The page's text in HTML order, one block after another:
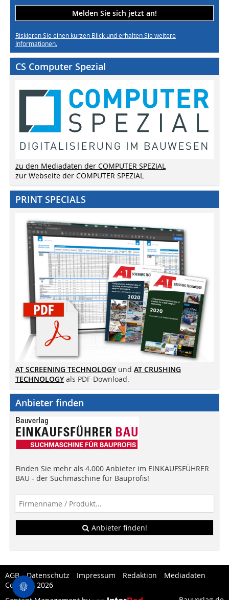
Melden Sie sich jetzt an!
Riskieren Sie einen kurzen Blick und erhalten Sie weitere
Informationen.
CS Computer Spezial
zu den Mediadaten der COMPUTER SPEZIAL
zur Webseite der COMPUTER SPEZIAL
PRINT SPECIALS
AT SCREENING TECHNOLOGY und AT CRUSHING
TECHNOLOGY als PDF-Download.
Anbieter finden
Finden Sie mehr als 4.000 Anbieter im EINKAUFSFÜHRER
BAU - der Suchmaschine für Bauprofis!
Anbieter finden!
AGB Datenschutz Impressum Redaktion
Mediadaten
Copytest 2026